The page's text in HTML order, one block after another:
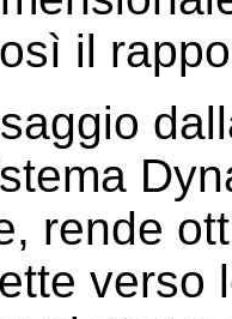
il
rende
verso